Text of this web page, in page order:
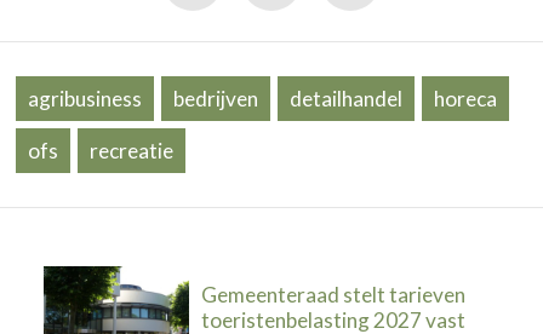
agribusiness bedrijven detailhandel horeca
ofs recreatie
Gemeenteraad stelt tarieven
toeristenbelasting 2027 vast